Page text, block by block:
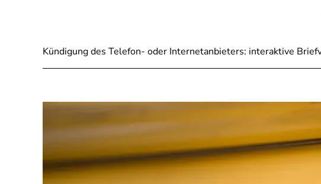
Kündigung des Telefon- oder Internetanbieters: interaktive